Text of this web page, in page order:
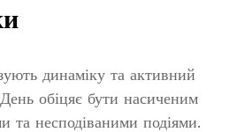
динаміку та активний
обіцяє бути насиченим
та несподіваними подіями.